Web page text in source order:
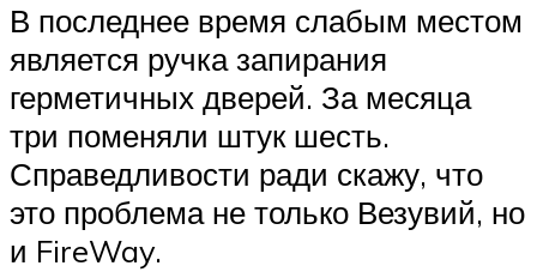
В последнее время слабым местом
является ручка запирания
герметичных дверей. За месяца
три поменяли штук шесть.
Справедливости ради скажу, что
это проблема не только Везувий, но
и FireWay.